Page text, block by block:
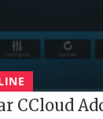
CCloud